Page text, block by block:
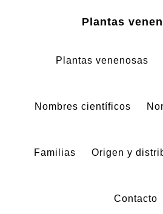
Plantas
Plantas venenosas
Nombres científicos
Familias Origen y
Contacto